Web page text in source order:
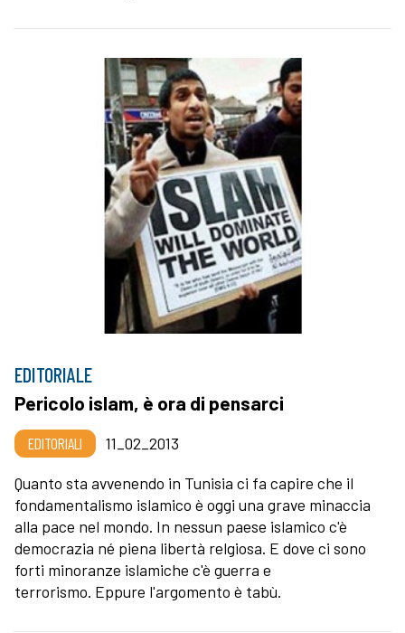
EDITORIALE
Pericolo islam, è ora di pensarci
EDITORIALI
11_02_2013
Quanto sta avvenendo in Tunisia ci fa capire che il
fondamentalismo islamico è oggi una grave minaccia
alla pace nel mondo. In nessun paese islamico c'è
democrazia né piena libertà relgiosa. E dove ci sono
forti minoranze islamiche c'è guerra e
terrorismo. Eppure l'argomento è tabù.